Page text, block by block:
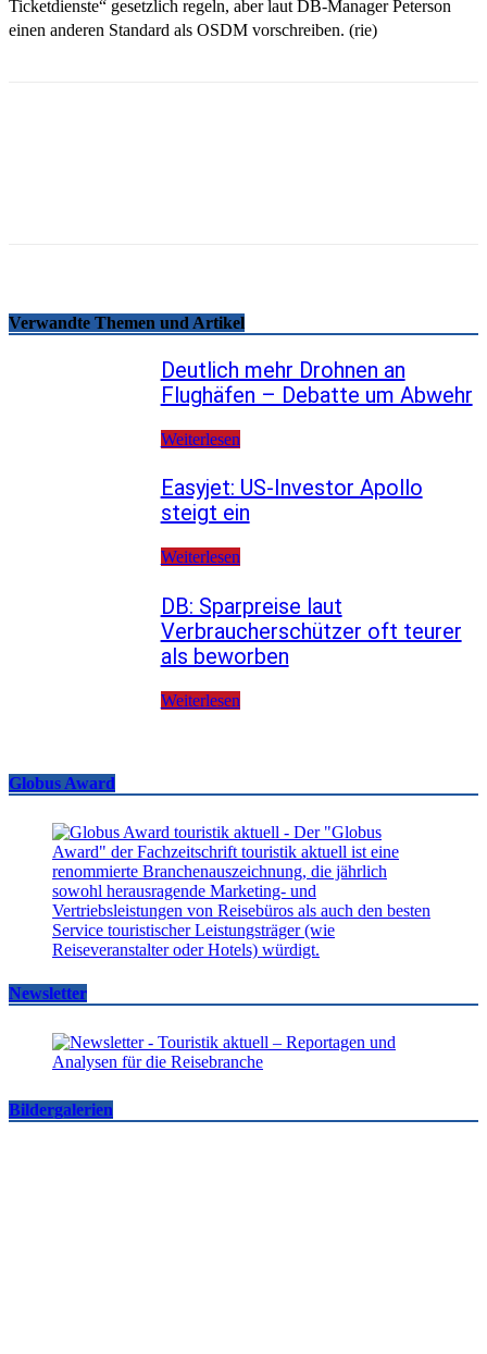
Ticketdienste“ gesetzlich regeln, aber laut DB-Manager Peterson
einen anderen Standard als OSDM vorschreiben. (rie)
Verwandte Themen und Artikel
Deutlich mehr Drohnen an
Flughäfen – Debatte um Abwehr
Weiterlesen
Easyjet: US-Investor Apollo
steigt ein
Weiterlesen
DB: Sparpreise laut
Verbraucherschützer oft teurer
als beworben
Weiterlesen
Globus Award
Newsletter
Bildergalerien